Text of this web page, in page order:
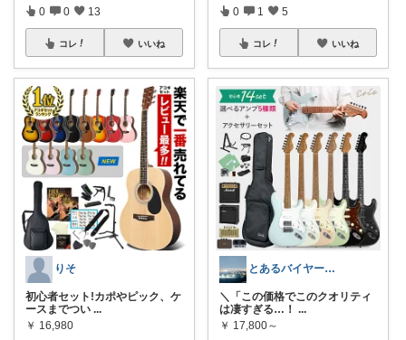
0 0 13
コレ いいね
りそ
初心者セット!カポやピック、ケ
ースまでつい ...
￥ 16,980
0 1 5
コレ いいね
とあるバイヤーさん
＼「この価格でこのクオリティ
は凄すぎる…！ ...
￥ 17,800～